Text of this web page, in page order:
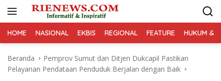
HOME NASIONAL EKBIS REGIONAL FEATURE HUKUM &
Beranda
Pemprov Sumut dan Ditjen Dukcapil Pastikan
Pelayanan Pendataan Penduduk Berjalan dengan Baik